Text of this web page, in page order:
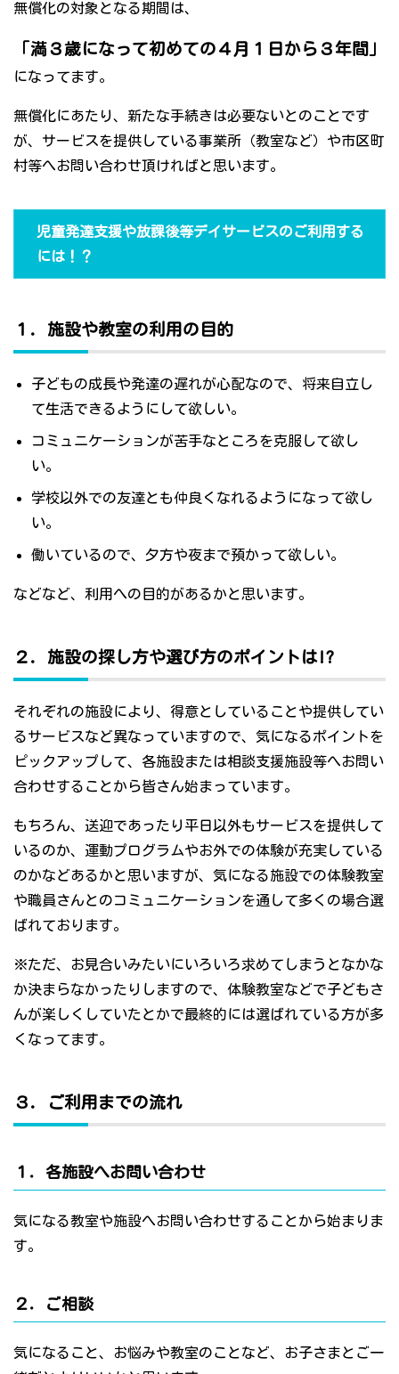
無償化の対象となる期間は、
「満３歳になって初めての４月１日から３年間」
になってます。
無償化にあたり、新たな手続きは必要ないとのことです
が、サービスを提供している事業所（教室など）や市区町
村等へお問い合わせ頂ければと思います。
児童発達支援や放課後等デイサービスのご利用する
には！？
１．施設や教室の利用の目的
子どもの成長や発達の遅れが心配なので、将来自立し
て生活できるようにして欲しい。
コミュニケーションが苦手なところを克服して欲し
い。
学校以外での友達とも仲良くなれるようになって欲し
い。
働いているので、夕方や夜まで預かって欲しい。
などなど、利用への目的があるかと思います。
２．施設の探し方や選び方のポイントは!?
それぞれの施設により、得意としていることや提供してい
るサービスなど異なっていますので、気になるポイントを
ピックアップして、各施設または相談支援施設等へお問い
合わせすることから皆さん始まっています。
もちろん、送迎であったり平日以外もサービスを提供して
いるのか、運動プログラムやお外での体験が充実している
のかなどあるかと思いますが、気になる施設での体験教室
や職員さんとのコミュニケーションを通して多くの場合選
ばれております。
※ただ、お見合いみたいにいろいろ求めてしまうとなかな
か決まらなかったりしますので、体験教室などで子どもさ
んが楽しくしていたとかで最終的には選ばれている方が多
くなってます。
３．ご利用までの流れ
１．各施設へお問い合わせ
気になる教室や施設へお問い合わせすることから始まりま
す。
２．ご相談
気になること、お悩みや教室のことなど、お子さまとご一